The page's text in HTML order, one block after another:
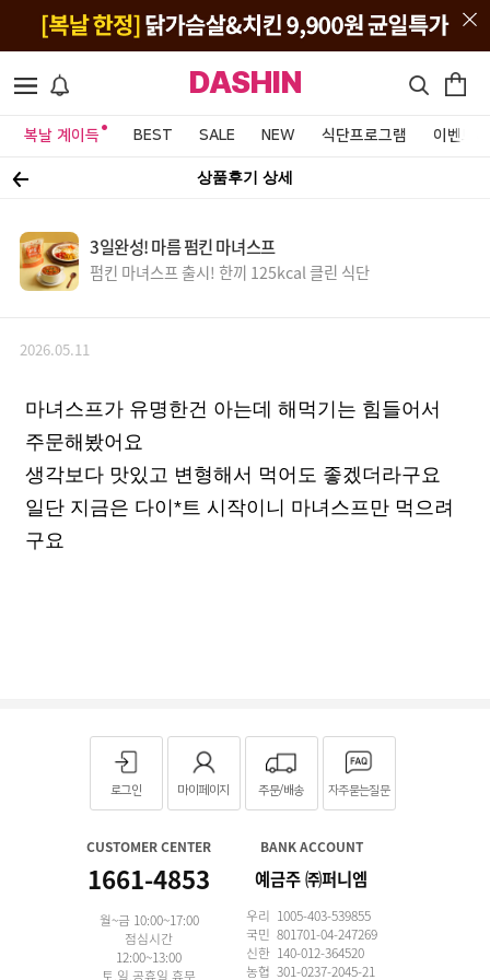
DASHIN
복날 계이득 BEST SALE NEW 식단프로그램 이벤트&
상품후기 상세
3일완성! 마름 펌킨 마녀스프
펌킨 마녀스프 출시! 한끼 125kcal 클린 식단
2026.05.11
마녀스프가 유명한건 아는데 해먹기는 힘들어서
주문해봤어요
생각보다 맛있고 변형해서 먹어도 좋겠더라구요
일단 지금은 다이*트 시작이니 마녀스프만 먹으려
구요
로그인 마이페이지 주문/배송 자주묻는질문
CUSTOMER CENTER
1661-4853
월~금 10:00~17:00
점심시간
12:00~13:00
토,일,공휴일 휴무
BANK ACCOUNT
예금주 ㈜퍼니엠
우리 1005-403-539855
국민 801701-04-247269
신한 140-012-364520
농협 301-0237-2045-21